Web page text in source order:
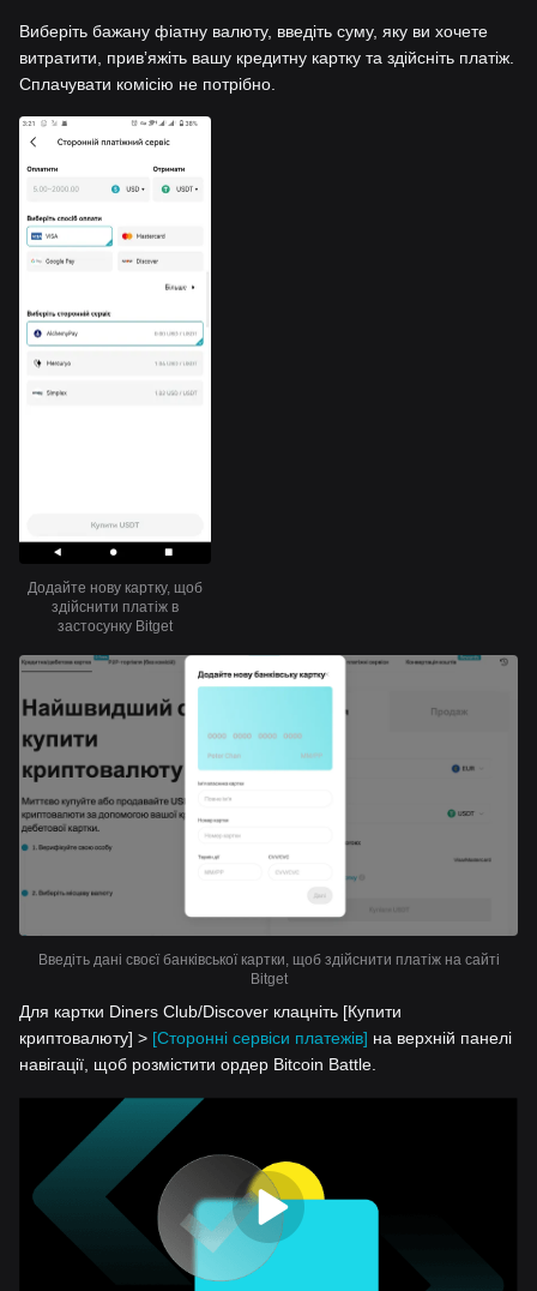
Виберіть бажану фіатну валюту, введіть суму, яку ви хочете
витратити, привʼяжіть вашу кредитну картку та здійсніть платіж.
Сплачувати комісію не потрібно.
Додайте нову картку, щоб
здійснити платіж в
застосунку Bitget
Введіть дані своєї банківської картки, щоб здійснити платіж на сайті
Bitget
Для картки Diners Club/Discover клацніть [Купити
криптовалюту] > [Сторонні сервіси платежів] на верхній панелі
навігації, щоб розмістити ордер Bitcoin Battle.